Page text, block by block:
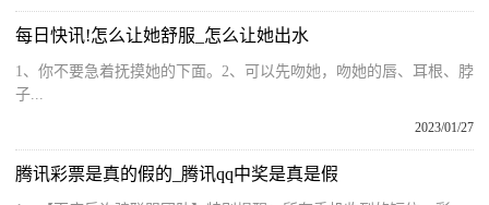
每日快讯!怎么让她舒服_怎么让她出水
1、你不要急着抚摸她的下面。2、可以先吻她，吻她的唇、耳根、脖
子...
2023/01/27
腾讯彩票是真的假的_腾讯qq中奖是真是假